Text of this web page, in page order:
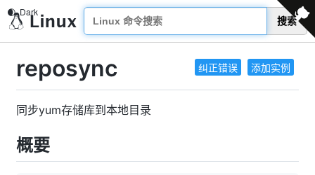
搜索
纠正错误 添加实例
reposync
同步yum存储库到本地目录
概要